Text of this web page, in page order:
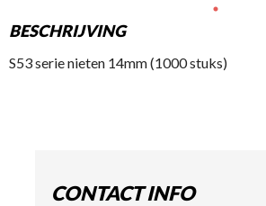
BESCHRIJVING
S53 serie nieten 14mm (1000 stuks)
CONTACT INFO